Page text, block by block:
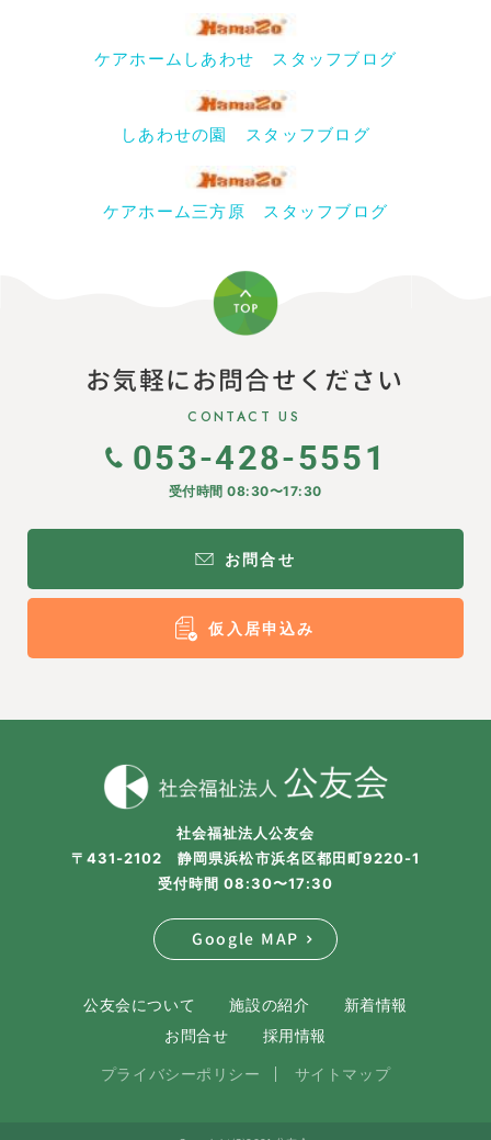
ケアホームしあわせ スタッフブログ
しあわせの園 スタッフブログ
ケアホーム三方原 スタッフブログ
お気軽にお問合せください
CONTACT US
053-428-5551
受付時間 08:30〜17:30
お問合せ
仮入居申込み
社会福祉法人公友会
〒431-2102 静岡県浜松市浜名区都田町9220-1
受付時間 08:30〜17:30
Google MAP
公友会について 施設の紹介
新着情報
お問合せ
採用情報
プライバシーポリシー サイトマップ